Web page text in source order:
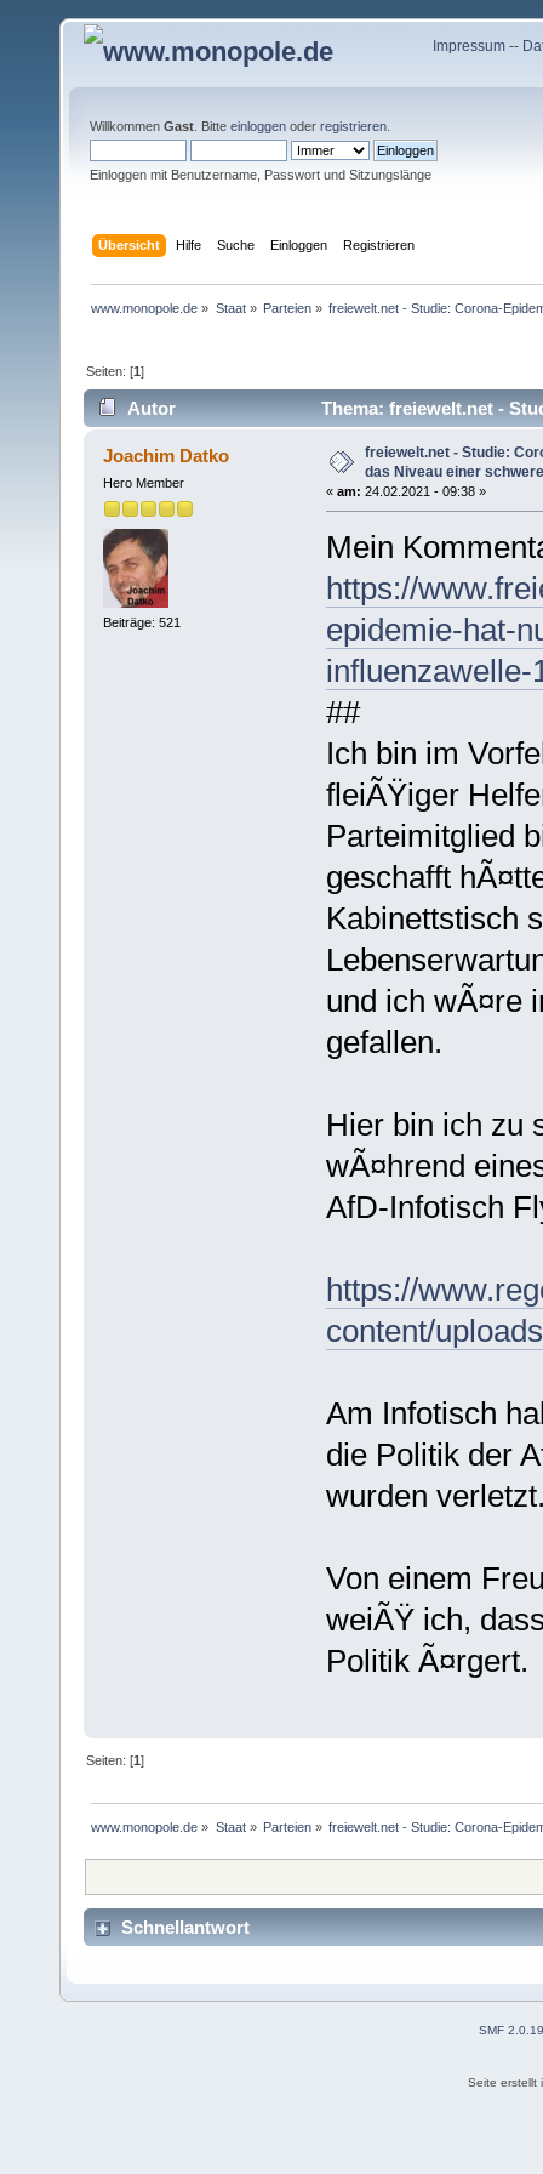
Impressum--
Willkommen Gast . Bitte einloggen oder registrieren
Einloggen mit Benutzername, Passwort und Sitzungslänge
Übersicht Hilfe Suche Einloggen Registrieren
www.monopole.de » Staat» Parteien» freiewelt.net - Studie: Corona-
Seiten: [1]
Autor
Thema: freiewelt.net -
(Gelesen 7383 mal)
Joachim Datko
Hero Member
Beiträge: 521
freiewelt.net - Studie:
das Niveau einer
« am: 24.02.2021 - 09:38 »
Mein
https://
epidemie-hat-
influenzawelle-
##
Ich bin im
fleiÃŸiger
Parteimitglied
geschafft
Kabinettstisch
und ich wÃ¤re
gefallen.
Hier bin ich zu
wÃ¤hrend
AfD-Infotisch
https://
content/
Am Infotisch
die Politik der
wurden
Von einem
weiÃŸ ich,
Politik Ã¤rgert.
Seiten: [1]
www.monopole.de » Staat» Parteien» freiewelt.net - Studie: Corona-
Schnellantwort
SMF 2.0.19
Seite erstellt